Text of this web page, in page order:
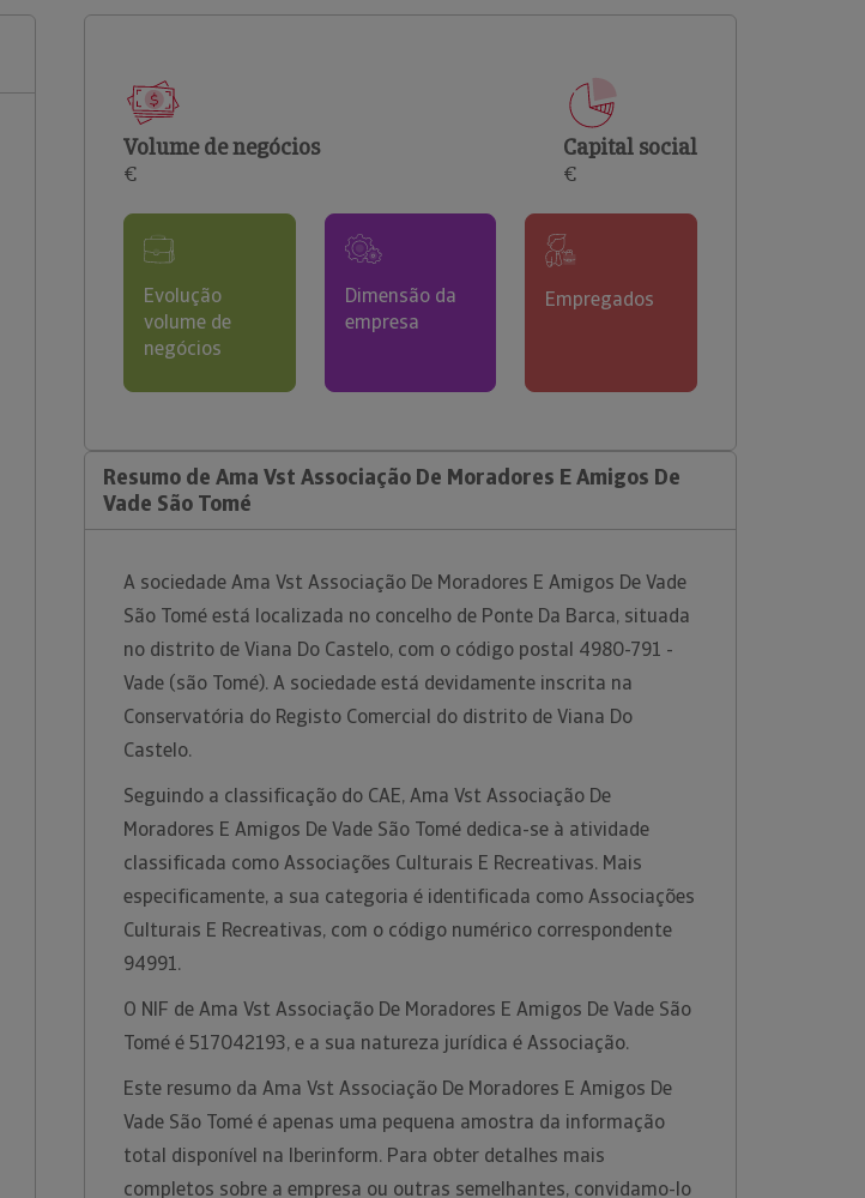
comerciais e analisar o risco de incumprimento dos
Volume de negócios
€
Capital social
€
Evolução
volume de
negócios
Dimensão da
empresa
Empregados
Resumo de Ama Vst Associação De Moradores E Amigos De
Vade São Tomé
A sociedade Ama Vst Associação De Moradores E Amigos De Vade
São Tomé está localizada no concelho de Ponte Da Barca, situada
no distrito de Viana Do Castelo, com o código postal 4980-791 -
Vade (são Tomé). A sociedade está devidamente inscrita na
Conservatória do Registo Comercial do distrito de Viana Do
Castelo.
Seguindo a classificação do CAE, Ama Vst Associação De
Moradores E Amigos De Vade São Tomé dedica-se à atividade
classificada como Associações Culturais E Recreativas. Mais
especificamente, a sua categoria é identificada como Associações
Culturais E Recreativas, com o código numérico correspondente
94991.
O NIF de Ama Vst Associação De Moradores E Amigos De Vade São
Tomé é 517042193, e a sua natureza jurídica é Associação.
Este resumo da Ama Vst Associação De Moradores E Amigos De
Vade São Tomé é apenas uma pequena amostra da informação
total disponível na Iberinform. Para obter detalhes mais
completos sobre a empresa ou outras semelhantes, convidamo-lo